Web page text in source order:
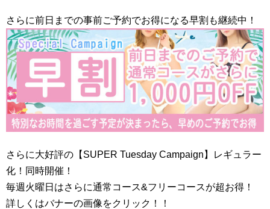
さらに前日までの事前ご予約でお得になる早割も継続中！
さらに大好評の【SUPER Tuesday Campaign】レギュラー
化！同時開催！
毎週火曜日はさらに通常コース&フリーコースが超お得！
詳しくはバナーの画像をクリック！！